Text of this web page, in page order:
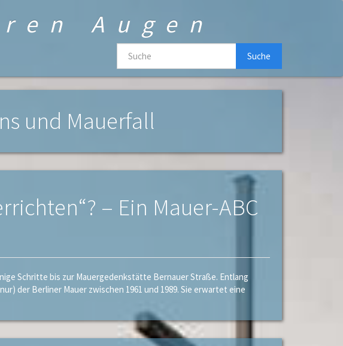
Augen
Suche
und Mauerfall
– Ein Mauer-ABC
Schritte bis zur Mauergedenkstätte Bernauer Straße. Entlang
der Berliner Mauer zwischen 1961 und 1989. Sie erwartet eine